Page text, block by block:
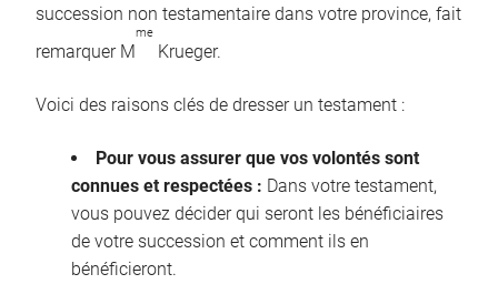
succession non testamentaire dans votre province, fait
remarquer M
me
Krueger.
Voici des raisons clés de dresser un testament :
Pour vous assurer que vos volontés sont
connues et respectées : Dans votre testament,
vous pouvez décider qui seront les bénéficiaires
de votre succession et comment ils en
bénéficieront.